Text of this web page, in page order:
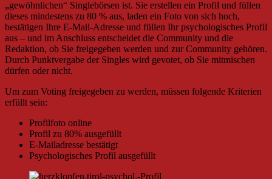
„gewöhnlichen“ Singlebörsen ist. Sie erstellen ein Profil und füllen
dieses mindestens zu 80 % aus, laden ein Foto von sich hoch,
bestätigen Ihre E-Mail-Adresse und füllen Ihr psychologisches Profil
aus – und im Anschluss entscheidet die Community und die
Redaktion, ob Sie freigegeben werden und zur Community gehören.
Durch Punktvergabe der Singles wird gevotet, ob Sie mitmischen
dürfen oder nicht.
Um zum Voting freigegeben zu werden, müssen folgende Kriterien
erfüllt sein:
Profilfoto online
Profil zu 80% ausgefüllt
E-Mailadresse bestätigt
Psychologisches Profil ausgefüllt